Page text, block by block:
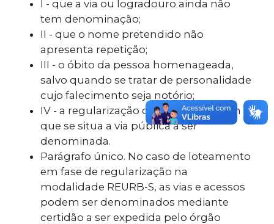
I - que a via ou logradouro ainda não
tem denominação;
II - que o nome pretendido não
apresenta repetição;
III - o óbito da pessoa homenageada,
salvo quando se tratar de personalidade
cujo falecimento seja notório;
IV - a regularização do loteamento em
que se situa a via pública a ser
denominada.
Parágrafo único. No caso de loteamento
em fase de regularização na
modalidade REURB-S, as vias e acessos
podem ser denominados mediante
certidão a ser expedida pelo órgão